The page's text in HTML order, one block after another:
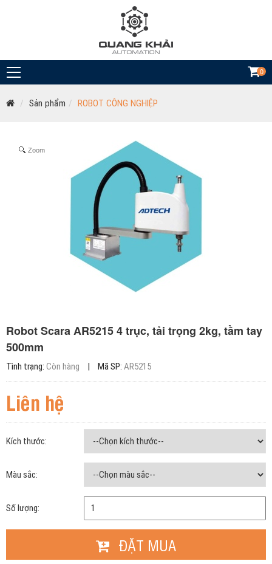
0
Sản phẩm ROBOT CÔNG NGHIỆP
Zoom
Robot Scara AR5215 4 trục, tải trọng 2kg, tầm tay
500mm
Tình trạng: Còn hàng | Mã SP: AR5215
Liên hệ
Kích thước:
Màu sắc:
Số lượng:
ĐẶT MUA